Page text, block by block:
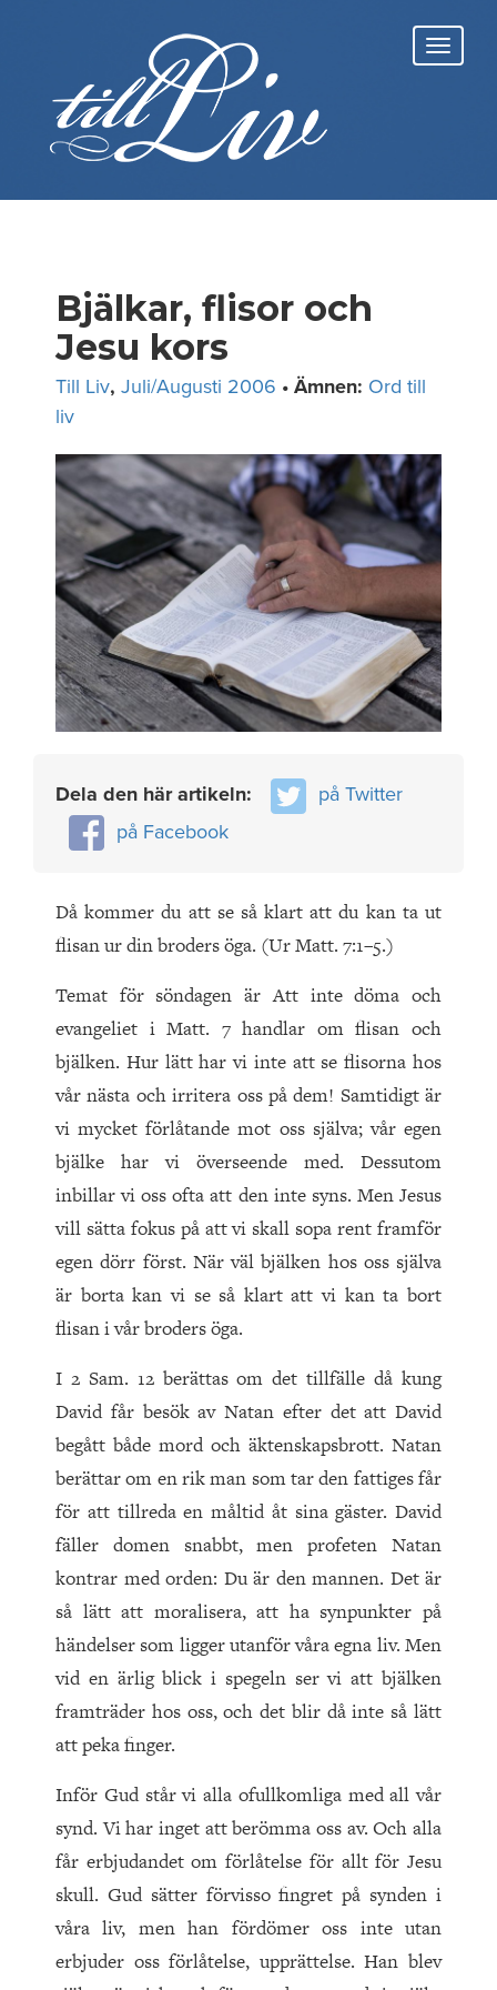
Bjälkar, flisor och
Jesu kors
Till Liv, Juli/Augusti 2006 • Ämnen: Ord till
liv
Dela den här artikeln:
på Twitter
på Facebook
Då kommer du att se så klart att du kan ta ut
flisan ur din broders öga. (Ur Matt. 7:1–5.)
Temat för söndagen är Att inte döma och
evangeliet i Matt. 7 handlar om flisan och
bjälken. Hur lätt har vi inte att se flisorna hos
vår nästa och irritera oss på dem! Samtidigt är
vi mycket förlåtande mot oss själva; vår egen
bjälke har vi överseende med. Dessutom
inbillar vi oss ofta att den inte syns. Men Jesus
vill sätta fokus på att vi skall sopa rent framför
egen dörr först. När väl bjälken hos oss själva
är borta kan vi se så klart att vi kan ta bort
flisan i vår broders öga.
I 2 Sam. 12 berättas om det tillfälle då kung
David får besök av Natan efter det att David
begått både mord och äktenskapsbrott. Natan
berättar om en rik man som tar den fattiges får
för att tillreda en måltid åt sina gäster. David
fäller domen snabbt, men profeten Natan
kontrar med orden: Du är den mannen. Det är
så lätt att moralisera, att ha synpunkter på
händelser som ligger utanför våra egna liv. Men
vid en ärlig blick i spegeln ser vi att bjälken
framträder hos oss, och det blir då inte så lätt
att peka finger.
Inför Gud står vi alla ofullkomliga med all vår
synd. Vi har inget att berömma oss av. Och alla
får erbjudandet om förlåtelse för allt för Jesu
skull. Gud sätter förvisso fingret på synden i
våra liv, men han fördömer oss inte utan
erbjuder oss förlåtelse, upprättelse. Han blev